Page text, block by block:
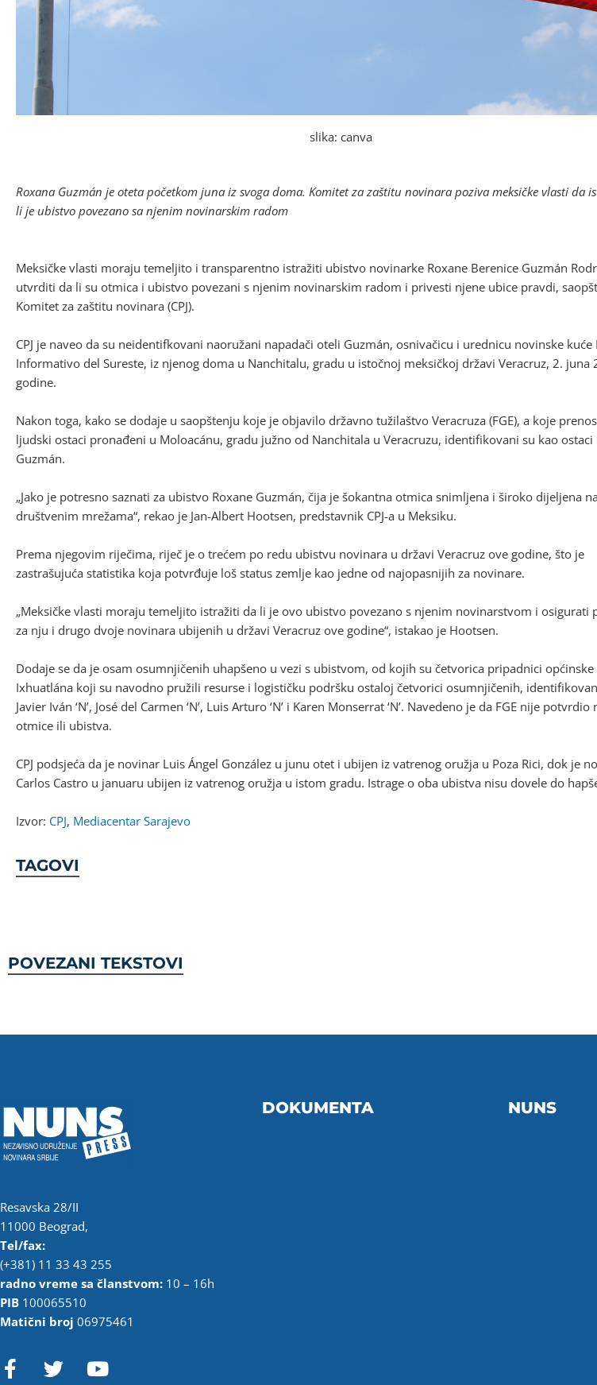
slika: canva
Roxana Guzmán je oteta početkom juna iz svoga doma. Komitet za zaštitu novinara poziva meksičke vlasti da
li je ubistvo povezano sa njenim novinarskim radom
Meksičke vlasti moraju temeljito i transparentno istražiti ubistvo novinarke Roxane Berenice Guzmán
utvrditi da li su otmica i ubistvo povezani s njenim novinarskim radom i privesti njene ubice pravdi,
Komitet za zaštitu novinara (CPJ).
CPJ je naveo da su neidentifkovani naoružani napadači oteli Guzmán, osnivačicu i urednicu novinske kuće
Informativo del Sureste, iz njenog doma u Nanchitalu, gradu u istočnoj meksičkoj državi Veracruz, 2. juna
godine.
Nakon toga, kako se dodaje u saopštenju koje je objavilo državno tužilaštvo Veracruza (FGE), a koje prenosi
ljudski ostaci pronađeni u Moloacánu, gradu južno od Nanchitala u Veracruzu, identifikovani su kao ostaci
Guzmán.
„Jako je potresno saznati za ubistvo Roxane Guzmán, čija je šokantna otmica snimljena i široko dijeljena na
društvenim mrežama“, rekao je Jan-Albert Hootsen, predstavnik CPJ-a u Meksiku.
Prema njegovim riječima, riječ je o trećem po redu ubistvu novinara u državi Veracruz ove godine, što je
zastrašujuća statistika koja potvrđuje loš status zemlje kao jedne od najopasnijih za novinare.
„Meksičke vlasti moraju temeljito istražiti da li je ovo ubistvo povezano s njenim novinarstvom i osigurati
za nju i drugo dvoje novinara ubijenih u državi Veracruz ove godine“, istakao je Hootsen.
Dodaje se da je osam osumnjičenih uhapšeno u vezi s ubistvom, od kojih su četvorica pripadnici
Ixhuatlána koji su navodno pružili resurse i logističku podršku ostaloj četvorici osumnjičenih,
Javier Iván ‘N’, José del Carmen ‘N’, Luis Arturo ‘N’ i Karen Monserrat ‘N’. Navedeno je da FGE nije
otmice ili ubistva.
CPJ podsjeća da je novinar Luis Ángel González u junu otet i ubijen iz vatrenog oružja u Poza Rici, dok je
Carlos Castro u januaru ubijen iz vatrenog oružja u istom gradu. Istrage o oba ubistva nisu dovele do
Izvor: CPJ, Mediacentar Sarajevo
TAGOVI
POVEZANI TEKSTOVI
Resavska 28/II
11000 Beograd,
Tel/fax:
(+381) 11 33 43 255
radno vreme sa članstvom: 10 – 16h
PIB 100065510
Matični broj 06975461
F T Y
DOKUMENTA NUNS